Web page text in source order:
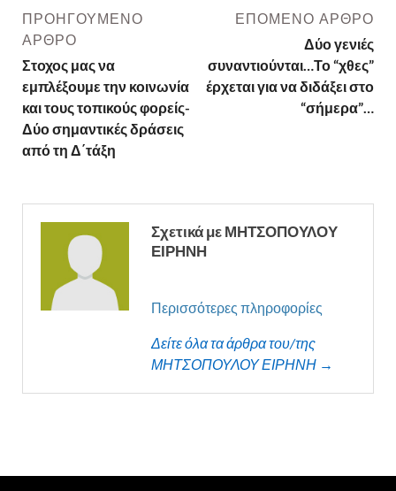
ΠΡΟΗΓΟΎΜΕΝΟ
ΆΡΘΡΟ
Στοχος μας να
εμπλέξουμε την κοινωνία
και τους τοπικούς φορείς-
Δύο σημαντικές δράσεις
από τη Δ΄τάξη
ΕΠΌΜΕΝΟ ΆΡΘΡΟ
Δύο γενιές
συναντιούνται…Το “χθες”
έρχεται για να διδάξει στο
“σήμερα”…
Σχετικά με ΜΗΤΣΟΠΟΥΛΟΥ
ΕΙΡΗΝΗ
Περισσότερες πληροφορίες
Δείτε όλα τα άρθρα του/της
ΜΗΤΣΟΠΟΥΛΟΥ ΕΙΡΗΝΗ →